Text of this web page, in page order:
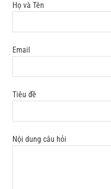
Họ và Tên
Email
Tiêu đề
Nội dung câu hỏi